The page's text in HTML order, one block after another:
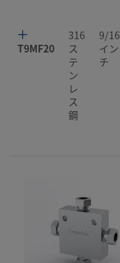
T9MF20
316
ス
テ
ン
レ
ス
鋼
9/16
イン
チ